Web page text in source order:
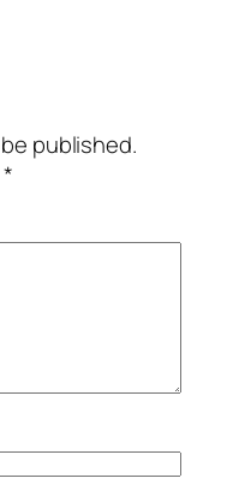
published.
*